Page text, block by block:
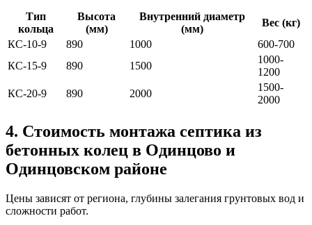
Тип
кольца
Высота
(мм)
Внутренний диаметр
(мм)
Вес (кг)
КС-10-9
890 1000
600-700
КС-15-9
890 1500
1000-
1200
КС-20-9
890 2000
1500-
2000
4. Стоимость монтажа септика из
бетонных колец в Одинцово и
Одинцовском районе
Цены зависят от региона, глубины залегания грунтовых вод и
сложности работ.